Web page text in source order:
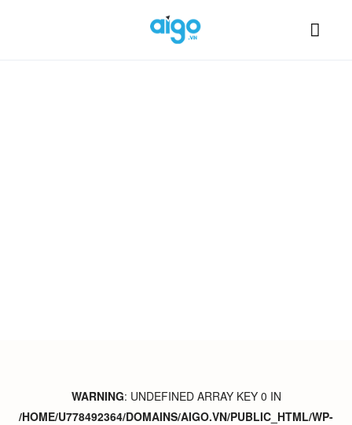
WARNING: UNDEFINED ARRAY KEY 0 IN
/HOME/U778492364/DOMAINS/AIGO.VN/PUBLIC_HTML/WP-